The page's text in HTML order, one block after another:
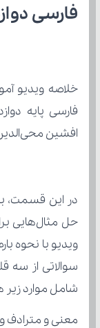
فارسی
خلاصه ویدیو
افشین
شامل موارد
معنی و مترادف